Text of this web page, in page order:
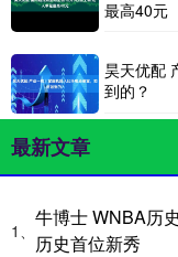
最高40元
昊天优配
到的？
最新文章
1、
牛博士 WNBA历
历史首位新秀